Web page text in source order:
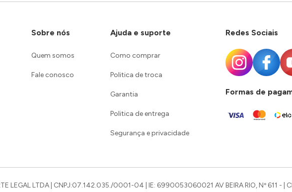
Sobre nós
Quem somos
Fale conosco
Ajuda e suporte
Como comprar
Politica de troca
Garantia
Politica de entrega
Segurança e privacidade
Redes Sociais
Formas de
LEGAL LTDA | CNPJ:07.142.035./0001-04 | IE: 6990053060021 AV BEIRA RIO, Nº 611 - |